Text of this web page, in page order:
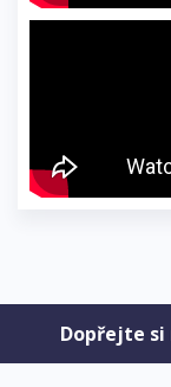
Dopřejte si